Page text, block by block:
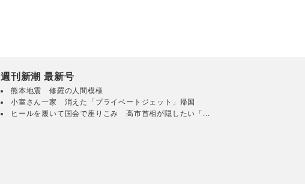
週刊新潮 最新号
熊本地震 修羅の人間模様
小室さん一家 消えた「プライベートジェット」帰国
ヒールを履いて国会で座りこみ 高市首相が隠したい「...